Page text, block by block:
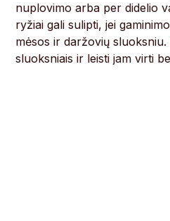
nuplovimo arba per didelio
ryžiai gali sulipti, jei
mėsos ir daržovių
sluoksniais ir leisti jam virti